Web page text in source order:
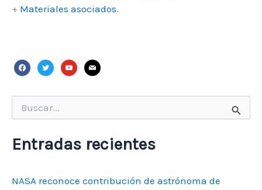
+ Materiales asociados.
facebook
twitteryoutube
mail
por:
Entradas recientes
NASA reconoce contribución de astrónoma de